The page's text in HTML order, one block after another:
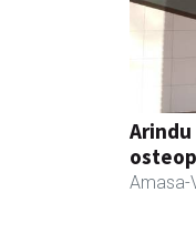
Amasa-